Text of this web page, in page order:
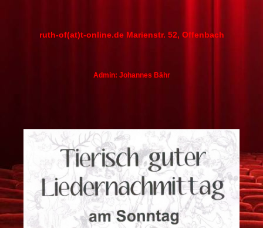
ruth-of(at)t-online.de Marienstr. 52, Offenbach
Admin: Johannes Bähr